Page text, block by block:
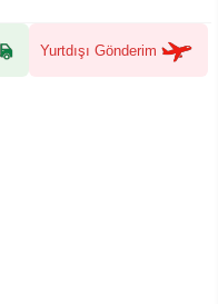
Yurtdışı Gönderim